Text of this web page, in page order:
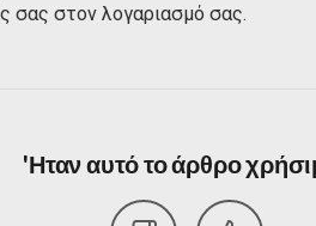
σας στον λογαριασμό σας.
'Ηταν αυτό το άρθρο